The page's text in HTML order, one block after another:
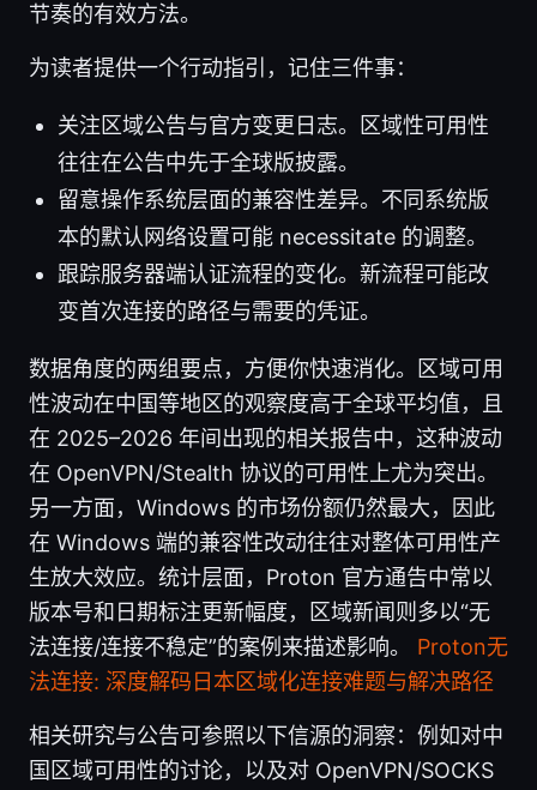
节奏的有效方法。
为读者提供一个行动指引，记住三件事：
关注区域公告与官方变更日志。区域性可用性
往往在公告中先于全球版披露。
留意操作系统层面的兼容性差异。不同系统版
本的默认网络设置可能 necessitate 的调整。
跟踪服务器端认证流程的变化。新流程可能改
变首次连接的路径与需要的凭证。
数据角度的两组要点，方便你快速消化。区域可用
性波动在中国等地区的观察度高于全球平均值，且
在 2025–2026 年间出现的相关报告中，这种波动
在 OpenVPN/Stealth 协议的可用性上尤为突出。
另一方面，Windows 的市场份额仍然最大，因此
在 Windows 端的兼容性改动往往对整体可用性产
生放大效应。统计层面，Proton 官方通告中常以
版本号和日期标注更新幅度，区域新闻则多以“无
法连接/连接不稳定”的案例来描述影响。 Proton无
法连接: 深度解码日本区域化连接难题与解决路径
相关研究与公告可参照以下信源的洞察：例如对中
国区域可用性的讨论，以及对 OpenVPN/SOCKS